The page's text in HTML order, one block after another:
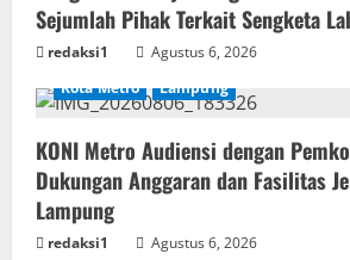
Sejumlah Pihak Terkait Sengketa
redaksi1
Agustus 6, 2026
Kota Metro
Lampung
KONI Metro Audiensi dengan
Dukungan Anggaran dan Fasilitas
Lampung
redaksi1
Agustus 6, 2026